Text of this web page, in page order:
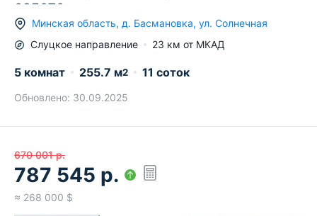
635070
Минская область, д. Басмановка, ул. Солнечная
Слуцкое направление 23 км от МКАД
5 комнат 255.7 м2 11 соток
Обновлено: 30.09.2025
670 001 р.
787 545 р.
≈ 268 000 $